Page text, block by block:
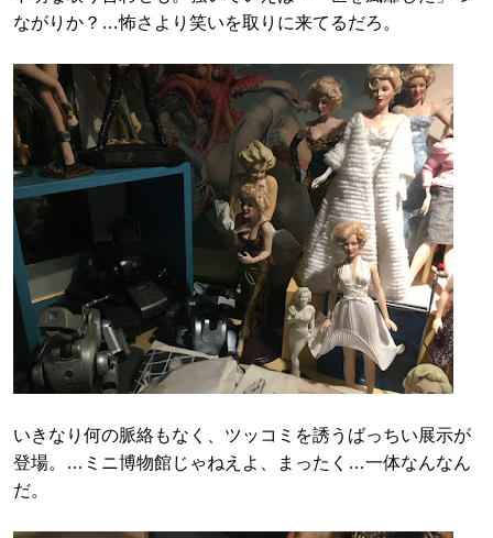
ながりか？…怖さより笑いを取りに来てるだろ。
いきなり何の脈絡もなく、ツッコミを誘うばっちい展示が
登場。…ミニ博物館じゃねえよ、まったく…一体なんなん
だ。